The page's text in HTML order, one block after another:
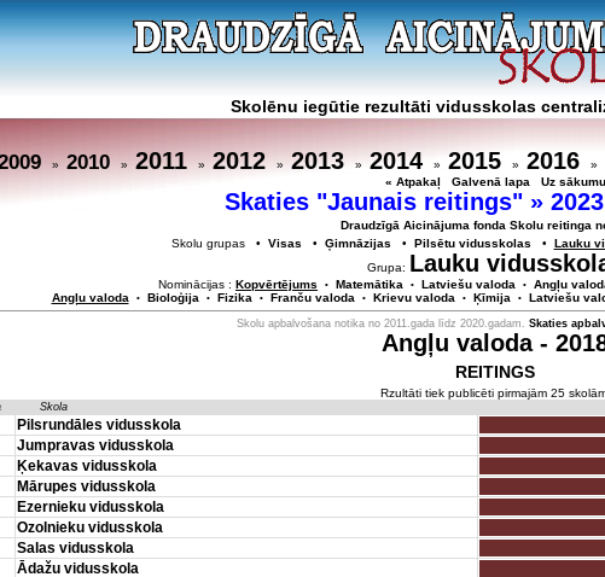
Skolēnu iegūtie rezultāti vidusskolas
» 2010» 2011» 2012» 2013» 2014» 2015» 2016»
« Atpakaļ Galvenā lapa Uz sākumu
Skaties "Jaunais reitings" »
Draudzīgā Aicinājuma fonda Skolu reitinga
Skolu grupas • Visas • Ģimnāzijas • Pilsētu vidusskolas • Lauku
Grupa: Lauku
Nominācijas : Kopvērtējums • Matemātika • Latviešu valoda • Angļu
Angļu valoda
• Bioloģija • Fizika • Franču valoda • Krievu valoda • Ķīmija • Latviešu
Skolu apbalvošana notika no 2011.gada līdz 2020.gadam. Skaties
Angļu valoda -
REITINGS
Rzultāti tiek publicēti pirmajām 25
Skola
Pilsrundāles vidusskola
Jumpravas vidusskola
Ķekavas vidusskola
Mārupes vidusskola
Ezernieku vidusskola
Ozolnieku vidusskola
Salas vidusskola
Ādažu vidusskola